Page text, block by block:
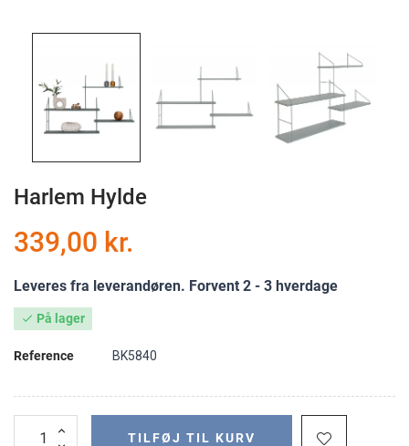
Harlem Hylde
339,00 kr.
Leveres fra leverandøren. Forvent 2 - 3 hverdage
 På lager
Reference BK5840
TILFØJ TIL KURV